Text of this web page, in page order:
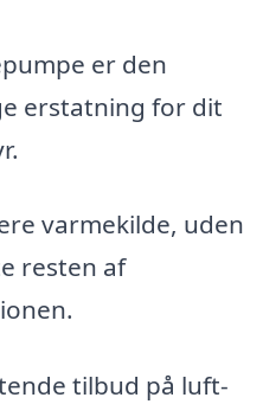
er den
erstatning for dit
varmekilde, uden
resten af
tilbud på luft-